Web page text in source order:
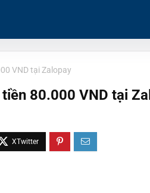
VND tại Zalopay
tiền 80.000 VND tại